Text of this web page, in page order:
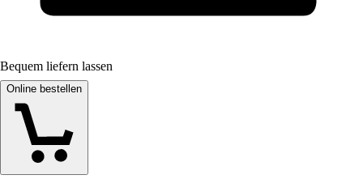
Bequem liefern lassen
Online bestellen